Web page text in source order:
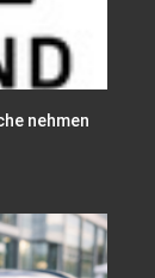
nehmen